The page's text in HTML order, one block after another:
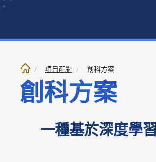
創科願望
香港
機電創科專區
5G應用
焦點
項目配對 創科方案
創科方案
一種基於深度學